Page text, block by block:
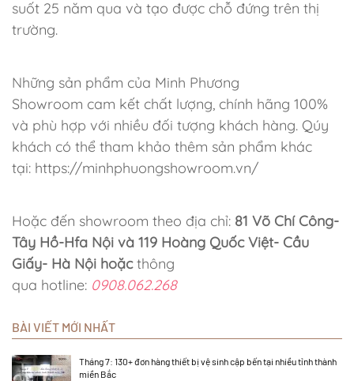
suốt 25 năm qua và tạo được chỗ đứng trên thị
trường.
Những sản phẩm của Minh Phương
Showroom cam kết chất lượng, chính hãng 100%
và phù hợp với nhiều đối tượng khách hàng. Qúy
khách có thể tham khảo thêm sản phẩm khác
tại: https://minhphuongshowroom.vn/
Hoặc đến showroom theo địa chỉ: 81 Võ Chí Công-
Tây Hồ-Hfa Nội và 119 Hoàng Quốc Việt- Cầu
Giấy- Hà Nội hoặcthông
qua hotline: 0908.062.268
BÀI VIẾT MỚI NHẤT
Tháng 7: 130+ đơn hàng thiết bị vệ sinh cập bến tại nhiều tỉnh thành
miền Bắc